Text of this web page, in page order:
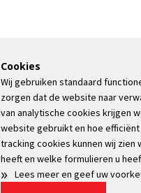
OVER DE STIENSER
CONTACT
ADVERTEREN
INFORMATIE
Cookies
Wij gebruiken standaard
zorgen dat de website naar
van analytische cookies krijgen
website gebruikt en hoe
tracking cookies kunnen wij zien
heeft en welke formulieren u
»
Lees meer en geef uw